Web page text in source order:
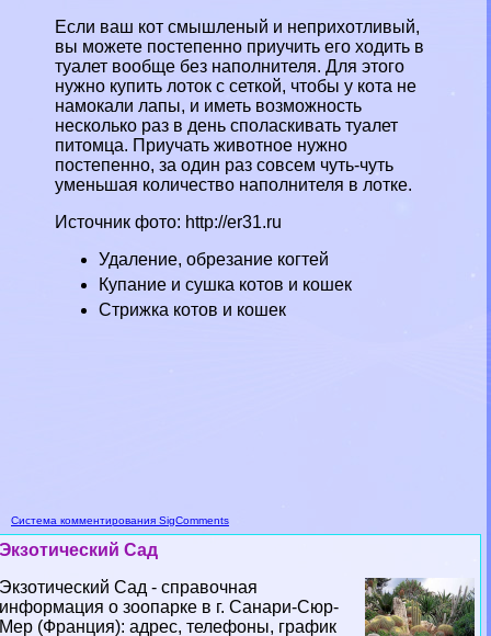
Если ваш кот смышленый и неприхотливый,
вы можете постепенно приучить его ходить в
туалет вообще без наполнителя. Для этого
нужно купить лоток с сеткой, чтобы у кота не
намокали лапы, и иметь возможность
несколько раз в день споласкивать туалет
питомца. Приучать животное нужно
постепенно, за один раз совсем чуть-чуть
уменьшая количество наполнителя в лотке.
Источник фото: http://er31.ru
Удаление, обрезание когтей
Купание и сушка котов и кошек
Стрижка котов и кошек
Система комментирования SigComments
Экзотический Сад
Экзотический Сад - справочная
информация о зоопарке в г. Санари-Сюр-
Мер (Франция): адрес, телефоны, график